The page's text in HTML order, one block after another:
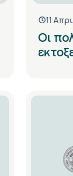
11
Οι